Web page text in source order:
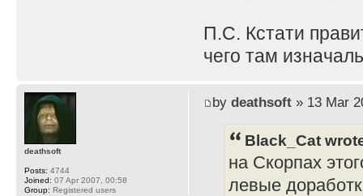
П.С. Кстати
чего там
by deathsoft» 13 Mar
Black_Cat
на Скорпах
левые
deathsoft
Posts: 4744
Joined: 07 Apr 2007, 00:58
Group: Registered users